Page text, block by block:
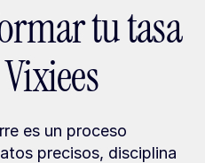
tu tasa
es un proceso
precisos, disciplina